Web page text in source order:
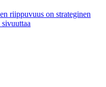
riippuvuus on strateginen